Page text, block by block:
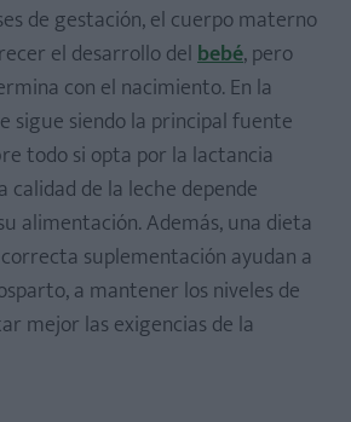
de gestación, el cuerpo materno
el desarrollo delbebé, pero
con el nacimiento. En la
sigue siendo la principal fuente
todo si opta por la lactancia
calidad de la leche depende
alimentación. Además, una dieta
suplementación ayudan a
a mantener los niveles de
mejor las exigencias de la